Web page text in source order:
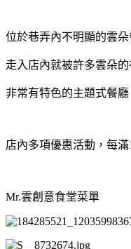
位於巷弄內不明顯的雲
走入店內就被許多雲朵的
非常有特色的主題式餐廳
店內多項優惠活動，每
Mr.雲創意食堂菜單